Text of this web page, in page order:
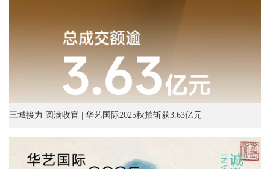
三城接力 圆满收官 | 华艺国际2025秋拍斩获3.63亿元